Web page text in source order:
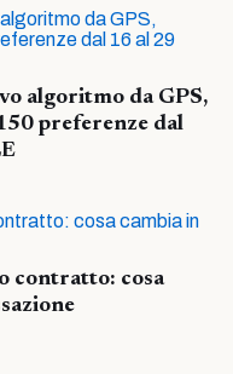
algoritmo da GPS,
preferenze dal
contratto: cosa